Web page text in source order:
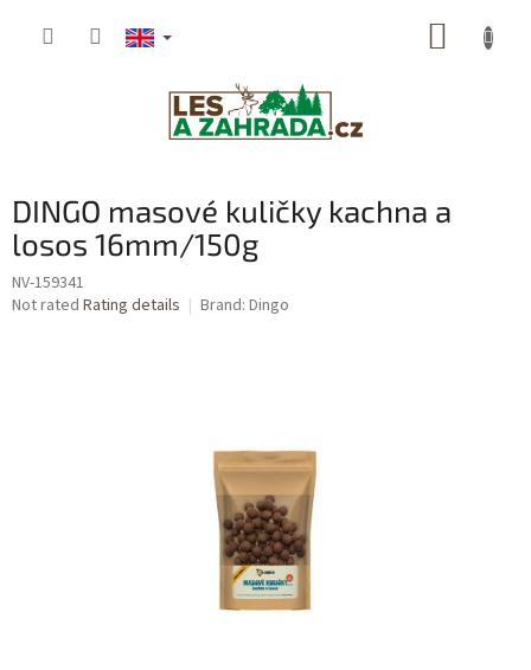
DINGO masové kuličky kachna a
losos 16mm/150g
NV-159341
The
Not rated Rating details Brand: Dingo